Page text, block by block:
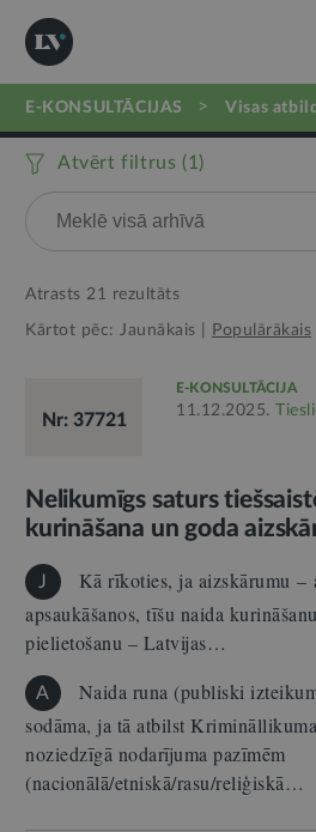
E-KONSULTĀCIJAS > visas
Atvērt filtrus (1 )
Atrasts 21 rezultāts
Kārtot pēc: Jaunākais Populārākais
Nr: 37721
E-KONSULTĀCIJA
11.12.2025.
Nelikumīgs saturs
kurināšana un goda
J
Kā rīkoties, ja aizskārumu –
apsaukāšanos, tīšu naida
pielietošanu – Latvijas…
A
Naida runa (publiski
sodāma, ja tā atbilst
noziedzīgā nodarījuma pazīmēm
(nacionālā/etniskā/rasu/reliģiskā…